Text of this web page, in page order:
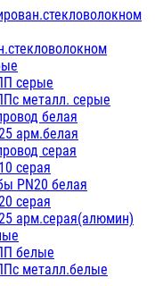
серые
металл. серые
белая
арм.белая
серая
серая
PN20 белая
серая
арм.серая(алюмин)
белые
металл.белые